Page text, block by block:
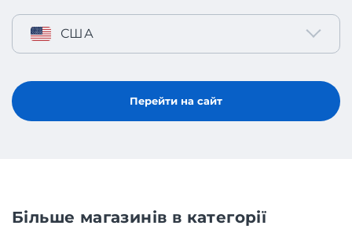
США
Перейти на сайт
Більше магазинів в категорії